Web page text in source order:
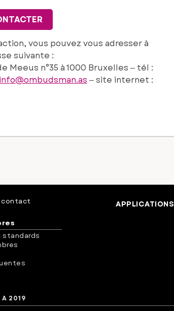
vous pouvez vous adresser à
suivante :
Meeus n°35 à 1000 Bruxelles – tél :
info@ombudsman.as – site internet :
contact APPLICATIONS
standards
2019